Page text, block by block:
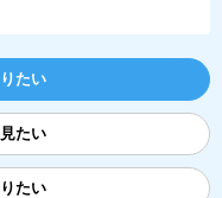
たい
たい
たい